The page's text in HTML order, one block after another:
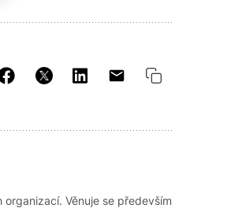
Věnuje se především